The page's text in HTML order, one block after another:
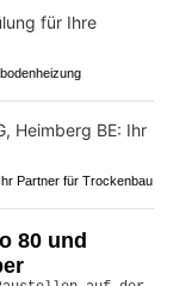
Partner für Trockenbau
80 und